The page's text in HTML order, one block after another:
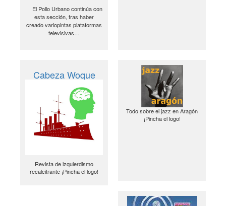
El Pollo Urbano continúa con
esta sección, tras haber
creado variopintas plataformas
televisivas…
Cabeza Woque
Revista de izquierdismo
recalcitrante ¡Pincha el logo!
Todo sobre el jazz en Aragón
¡Pincha el logo!